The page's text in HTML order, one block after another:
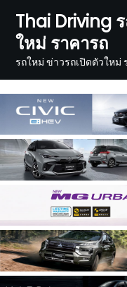
content
Thai Driving
ใหม่ ราคารถ
รถใหม่ ข่าวรถเปิดตัวใหม่